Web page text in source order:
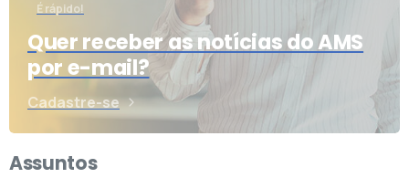
É rápido!
Quer receber as notícias do AMS
por e-mail?
Cadastre-se
Assuntos